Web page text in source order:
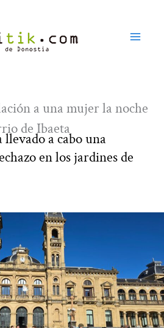
a una mujer la noche
de Ibaeta
llevado a cabo una
en los jardines de